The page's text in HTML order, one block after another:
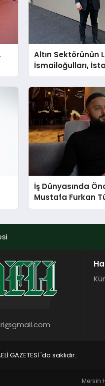
Altın Sektörünün
İsmailoğulları,
Mücevher
İş Dünyasında
Mustafa Furkan
GAZETESİ 'da saklıdır.
Mersin